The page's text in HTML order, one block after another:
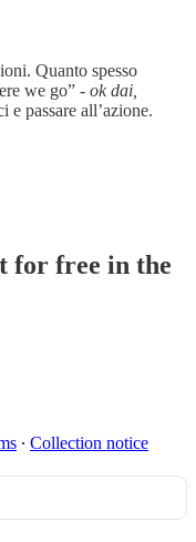
Quanto spesso
we go” - ok dai,
passare all’azione.
for free in the
∙ Collection notice